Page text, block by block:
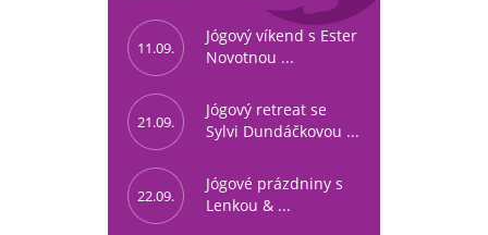
11.09.
Jógový víkend s Ester
Novotnou ...
21.09.
Jógový retreat se
Sylvi Dundáčkovou ...
22.09.
Jógové prázdniny s
Lenkou & ...